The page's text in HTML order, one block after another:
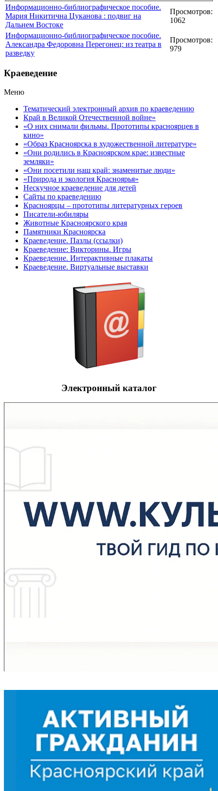
Информационно-библиографическое пособие.
Мария Никитична Цуканова : подвиг на
Дальнем Востоке
Просмотров:
1062
Информационно-библиографическое пособие.
Александра Федоровна Перегонец: из театра в
разведку
Просмотров:
979
Краеведение
Меню
Тематический электронный архив по краеведению
Край в Великой Отечественной войне»
«О них снимали фильмы. Прототипы красноярцев в
кино»
«Образ Красноярска в художественной литературе»
«Они родились в Красноярском крае: известные
земляки»
«Они посетили наш край: знаменитые люди»
«Природа и экология Красноярья»
Нескучное краеведение для детей
Сайты по краеведению
Красноярцы – прототипы литературных героев
Писатели-юбиляры
Животные Красноярского края
Памятники Красноярска
Краеведение. Пазлы (ссылки)
Краеведение: Викторины. Игры
Краеведение. Интерактивные плакаты
Краеведение. Виртуальные выставки
Электронный каталог